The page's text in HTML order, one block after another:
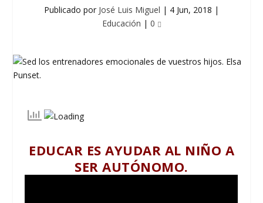
Publicado por José Luis Miguel | 4 Jun, 2018 |
Educación | 0
EDUCAR ES AYUDAR AL NIÑO A
SER AUTÓNOMO.